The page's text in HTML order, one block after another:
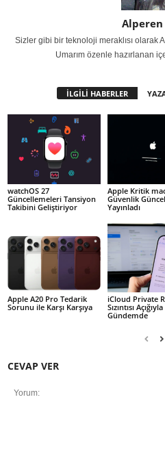
Alperen
Sizler gibi bir teknoloji meraklısı olarak
Umarım özenle hazırlanan
İLGİLİ HABERLER
watchOS 27
Güncellemeleri Tansiyon
Takibini Geliştiriyor
Apple Kritik
Güvenlik
Yayınladı
Apple A20 Pro Tedarik
Sorunu ile Karşı Karşıya
iCloud Private
Sızıntısı Açığıyla
Gündemde
CEVAP VER